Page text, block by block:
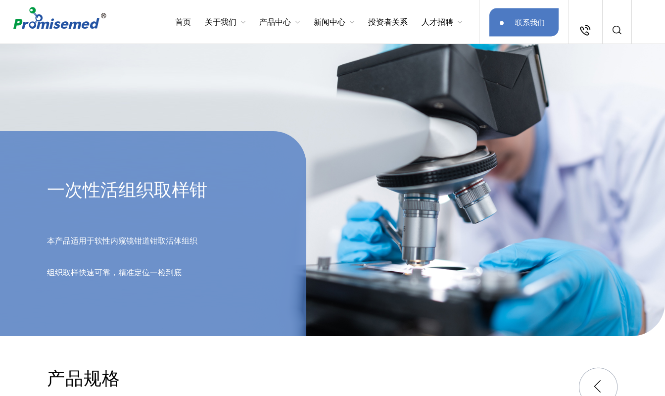
联系我们
首页 关于我们 产品中心 新闻中心 投资者关系 人才招聘
一次性活组织取样钳
本产品适用于软性内窥镜钳道钳取活体组织
组织取样快速可靠，精准定位一检到底
产品规格